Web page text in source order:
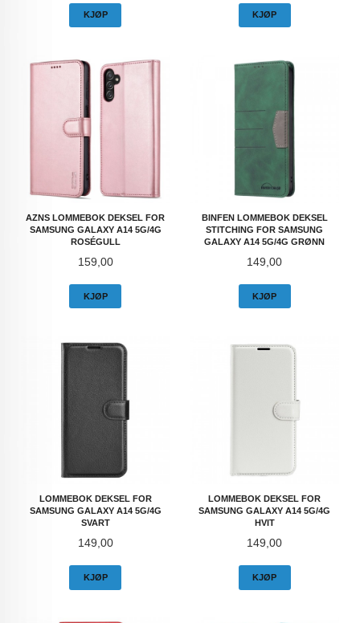
KJØP KJØP
AZNS LOMMEBOK DEKSEL FOR
SAMSUNG GALAXY A14 5G/4G
ROSÉGULL
Pris
159,00
KJØP
BINFEN LOMMEBOK DEKSEL
STITCHING FOR SAMSUNG
GALAXY A14 5G/4G GRØNN
Pris
149,00
KJØP
LOMMEBOK DEKSEL FOR
SAMSUNG GALAXY A14 5G/4G
SVART
Pris
149,00
KJØP
LOMMEBOK DEKSEL FOR
SAMSUNG GALAXY A14 5G/4G
HVIT
Pris
149,00
KJØP